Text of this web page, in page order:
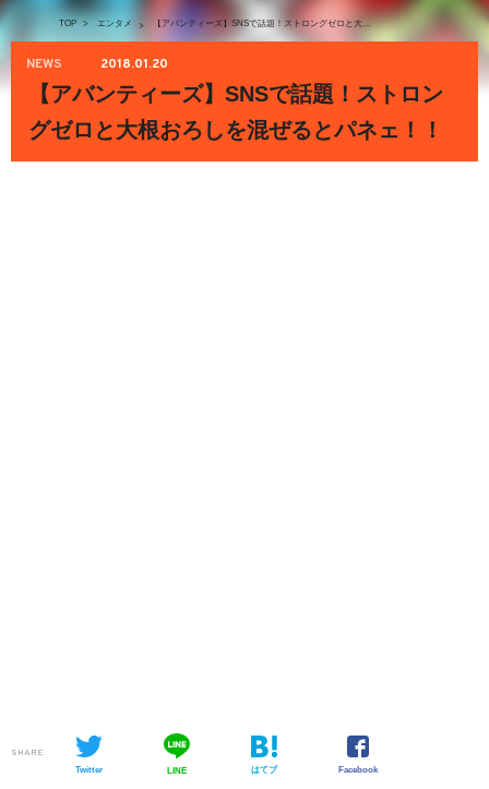
TOP > エンタメ > 【アバンティーズ】SNSで話題！ストロングゼロと大根おろしを混ぜるとパネェ！！
NEWS 2018.01.20
【アバンティーズ】SNSで話題！ストロン
グゼロと大根おろしを混ぜるとパネェ！！
SHARE
Twitter LINE はてブ Facebook